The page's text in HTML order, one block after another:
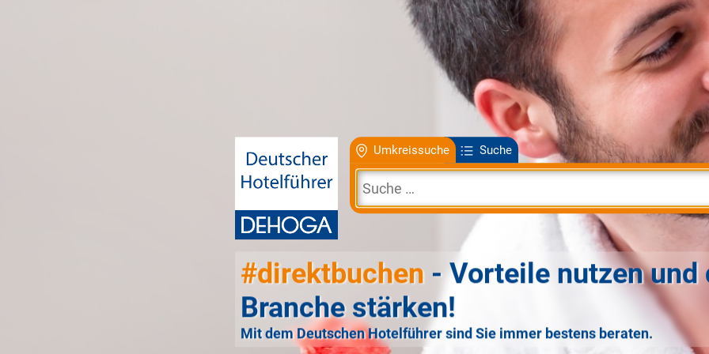
Umkreissuche Suche
#direktbuchen - Vorteile nutzen und
Branche stärken!
Mit dem Deutschen Hotelführer sind Sie immer bestens beraten.